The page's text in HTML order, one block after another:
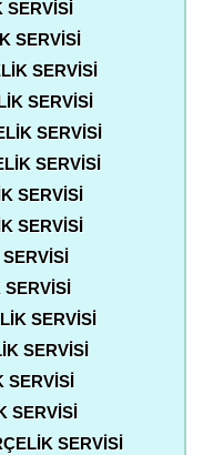
SERVISI
SERVISI
SERVISI
SERVISI
SERVISI
SERVISI
SERVISI
SERVISI
SERVISI
SERVISI
SERVISI
SERVISI
SERVISI
SERVISI